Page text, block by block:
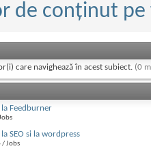
de conținut pe
care navighează în acest subiect. (0
Feedburner
SEO si la wordpress
/ Jobs